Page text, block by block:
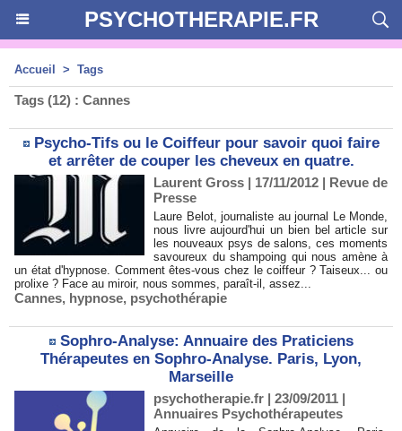
PSYCHOTHERAPIE.FR
Accueil > Tags
Tags (12) : Cannes
Psycho-Tifs ou le Coiffeur pour savoir quoi faire
et arrêter de couper les cheveux en quatre.
Laurent Gross | 17/11/2012 | Revue de
Presse
Laure Belot, journaliste au journal Le Monde,
nous livre aujourd'hui un bien bel article sur
les nouveaux psys de salons, ces moments
savoureux du shampoing qui nous amène à
un état d'hypnose. Comment êtes-vous chez le coiffeur ? Taiseux... ou
prolixe ? Face au miroir, nous sommes, paraît-il, assez...
Cannes, hypnose, psychothérapie
Sophro-Analyse: Annuaire des Praticiens
Thérapeutes en Sophro-Analyse. Paris, Lyon,
Marseille
psychotherapie.fr | 23/09/2011 |
Annuaires Psychothérapeutes